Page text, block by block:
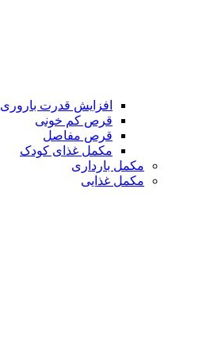
افزایش قدرت باروری
قرص کم خونی
قرص مفاصل
مکمل غذای کودک
مکمل بارداری
مکمل غذایی